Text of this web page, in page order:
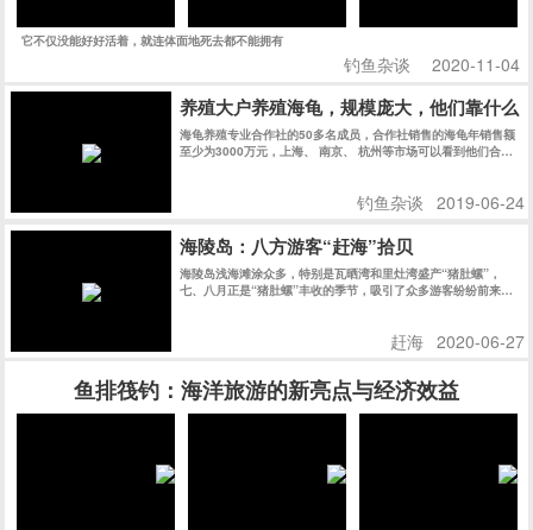
它不仅没能好好活着，就连体面地死去都不能拥有
钓鱼杂谈 2020-11-04
养殖大户养殖海龟，规模庞大，他们靠什么
海龟养殖专业合作社的50多名成员，合作社销售的海龟年销售额
至少为3000万元，上海、 南京、 杭州等市场可以看到他们合作
钓鱼杂谈 2019-06-24
海陵岛：八方游客“赶海”拾贝
海陵岛浅海滩涂众多，特别是瓦晒湾和里灶湾盛产“猪肚螺”，
七、八月正是“猪肚螺”丰收的季节，吸引了众多游客纷纷前来赶
赶海 2020-06-27
鱼排筏钓：海洋旅游的新亮点与经济效益